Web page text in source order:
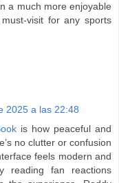
a much more enjoyable
visit for any sports
2025 a las 22:48
is how peaceful and
no clutter or confusion
feels modern and
reading fan reactions